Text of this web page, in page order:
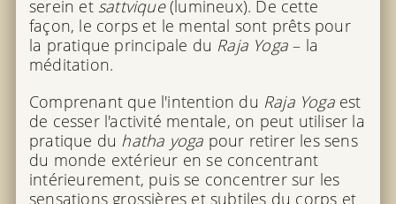
serein et sattvique(lumineux). De cette
façon, le corps et le mental sont prêts pour
la pratique principale du Raja Yoga– la
méditation.
Comprenant que l'intention du Raja Yogaest
de cesser l'activité mentale, on peut utiliser la
pratique du hatha yoga pour retirer les sens
du monde extérieur en se concentrant
intérieurement, puis se concentrer sur les
sensations grossières et subtiles du corps et